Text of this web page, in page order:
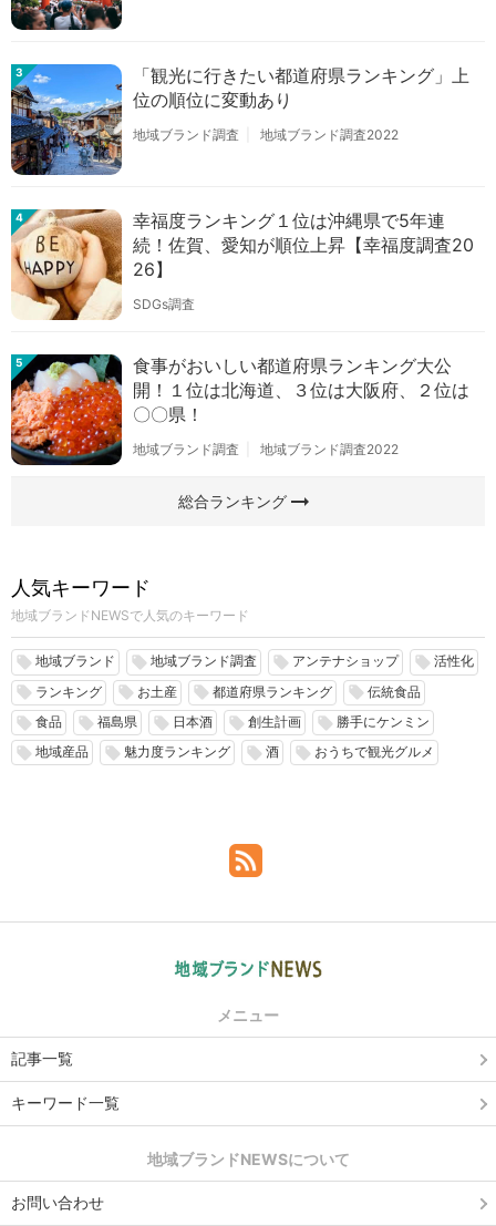
3
「観光に行きたい都道府県ランキング」上
位の順位に変動あり
地域ブランド調査 地域ブランド調査2022
4
幸福度ランキング１位は沖縄県で5年連
続！佐賀、愛知が順位上昇【幸福度調査20
26】
SDGs調査
5
食事がおいしい都道府県ランキング大公
開！１位は北海道、３位は大阪府、２位は
〇〇県！
地域ブランド調査 地域ブランド調査2022
総合ランキングarrow_right_alt
人気キーワード
地域ブランドNEWSで人気のキーワード
local_offer 地域ブランド local_offer 地域ブランド調査 local_offer アンテナショップ local_offer 活性化
local_offer ランキング local_offer お土産 local_offer 都道府県ランキング local_offer 伝統食品
local_offer 食品 local_offer 福島県 local_offer 日本酒 local_offer 創生計画 local_offer 勝手にケンミン
local_offer 地域産品 local_offer 魅力度ランキング local_offer 酒 local_offer おうちで観光グルメ
メニュー
記事一覧
キーワード一覧
地域ブランドNEWSについて
お問い合わせ